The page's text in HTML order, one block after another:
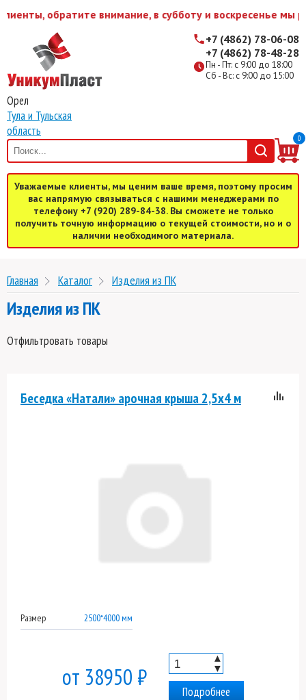
внимание, в субботу и воскресенье мы работаем
Орел
Тула и Тульская
область
Пн - Пт: с 9:00 до 18:00
Сб - Вс: с 9:00 до 15:00
+7 (4862) 78-06-08
+7 (4862) 78-48-28
0
Уважаемые клиенты, мы ценим ваше время, поэтому просим
вас напрямую связываться с нашими менеджерами по
телефону +7 (920) 289-84-38. Вы сможете не только
получить точную информацию о текущей стоимости, но и о
наличии необходимого материала.
Главная Каталог Изделия из ПК
Изделия из ПК
Отфильтровать товары
Беседка «Натали» арочная крыша 2,5х4 м
Размер 2500*4000 мм
от 38950 ₽
▲
▼
Подробнее